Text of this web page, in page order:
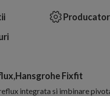
Producator
Fixfit
integrata si imbinare